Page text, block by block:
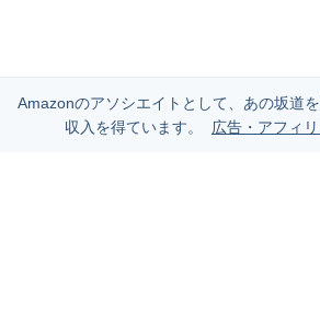
Amazonのアソシエイトとして、あの坂道
収入を得ています。
広告・アフィ